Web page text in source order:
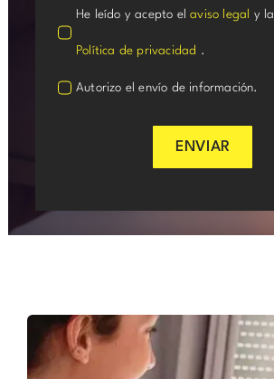
He leído y acepto elaviso legal y la
Política de privacidad .
Autorizo el envío de información.
ENVIAR